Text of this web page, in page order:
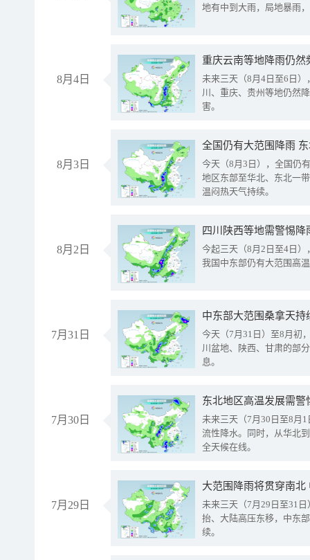
地有中到大雨，局地暴雨
8月4日
重庆云南等地降雨仍然
未来三天（8月4日至6日
川、重庆、贵州等地仍然
害。
8月3日
全国仍有大范围降雨
今天（8月3日），全国仍
地区东部至华北、东北一
温闷热天气持续。
8月2日
今起三天（8月2日至4日
我国中东部仍有大范围高
7月31日
中东部大范围桑拿天
今天（7月31日）至8月初
川盆地、陕西、甘肃的部
息。
7月30日
东北地区高温发展需
未来三天（7月30日至8月
流性降水。同时，从华北
全天候在线。
7月29日
大范围降雨将贯穿南
未来三天（7月29日至31
抬、大陆高压东移，中东
续。